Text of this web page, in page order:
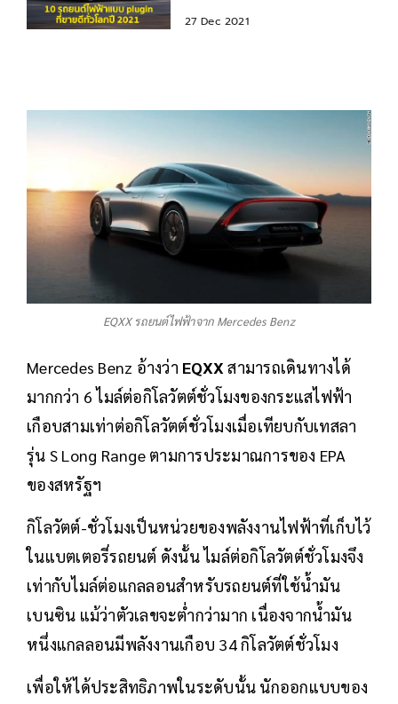
27 Dec 2021
EQXX รถยนต์ไฟฟ้าจาก Mercedes Benz
Mercedes Benz อ้างว่า EQXX สามารถเดินทางได้
มากกว่า 6 ไมล์ต่อกิโลวัตต์ชั่วโมงของกระแสไฟฟ้า
เกือบสามเท่าต่อกิโลวัตต์ชั่วโมงเมื่อเทียบกับเทสลา
รุ่น S Long Range ตามการประมาณการของ EPA
ของสหรัฐฯ
กิโลวัตต์-ชั่วโมงเป็นหน่วยของพลังงานไฟฟ้าที่เก็บไว้
ในแบตเตอรี่รถยนต์ ดังนั้น ไมล์ต่อกิโลวัตต์ชั่วโมงจึง
เท่ากับไมล์ต่อแกลลอนสำหรับรถยนต์ที่ใช้น้ำมัน
เบนซิน แม้ว่าตัวเลขจะต่ำกว่ามาก เนื่องจากน้ำมัน
หนึ่งแกลลอนมีพลังงานเกือบ 34 กิโลวัตต์ชั่วโมง
เพื่อให้ได้ประสิทธิภาพในระดับนั้น นักออกแบบของ